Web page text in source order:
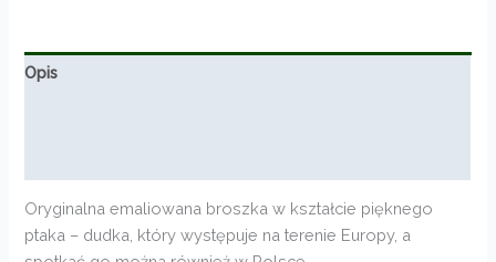
Opis
Oryginalna emaliowana broszka w kształcie pięknego
ptaka – dudka, który występuje na terenie Europy, a